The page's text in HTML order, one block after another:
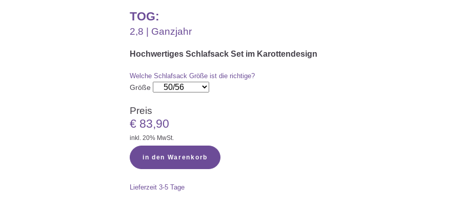
TOG:
2,8 | Ganzjahr
Hochwertiges Schlafsack Set im Karottendesign
Welche Schlafsack Größe ist die richtige?
Größe
Preis
€ 83,90
inkl. 20% MwSt.
in den Warenkorb
Lieferzeit 3-5 Tage